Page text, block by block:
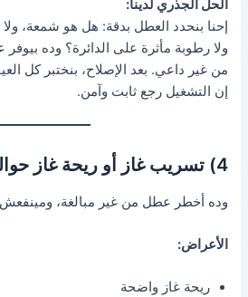
الحل الجذري لدينا:
إحنا بنحدد العطل بدقة: هل هو شمعة،
ولا رطوبة مأثرة على الدائرة؟ وده بيوفر
من غير داعي. بعد الإصلاح، بنختبر كل
إن التشغيل رجع ثابت وآمن.
4) تسريب غاز أو ريحة غاز حوالين البوتجاز
وده أخطر عطل من غير مبالغة، ومينفعش
الأعراض:
ريحة غاز واضحة